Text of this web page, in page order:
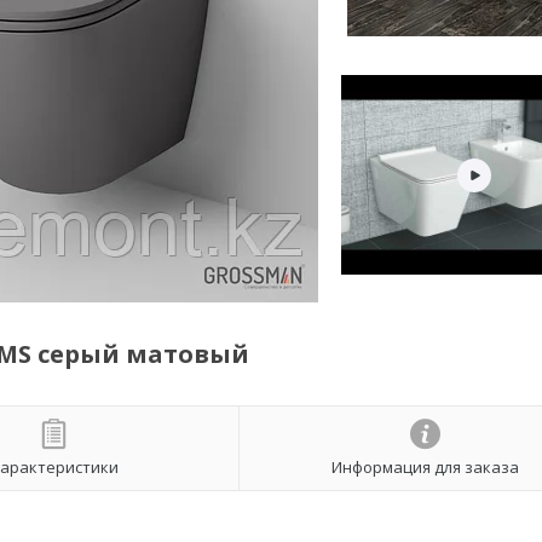
серый матовый
Информация для заказа